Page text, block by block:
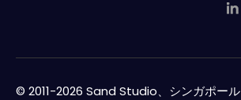
© 2011-2026 Sand Studio、シンガポール